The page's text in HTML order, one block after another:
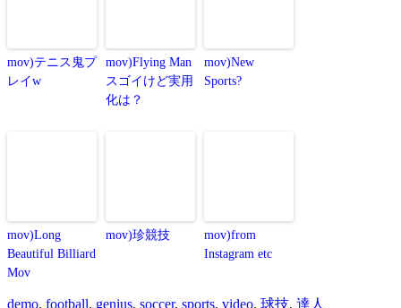
mov)テニス鬼プ
レイw
mov)Flying Man
スゴイけど実用
化は？
mov)New
Sports?
mov)Long
Beautiful Billiard
Mov
mov)珍競技
mov)from
Instagram etc
demo, football, genius, soccer, sports, video, 球技, 達人